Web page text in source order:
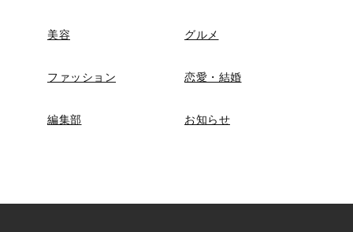
美容 グルメ
ファッション 恋愛・結婚
編集部 お知らせ